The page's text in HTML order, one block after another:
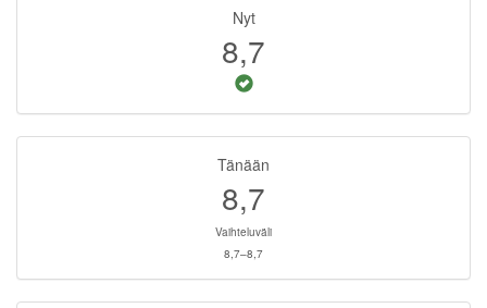
Nyt
8,7
Tänään
8,7
Vaihteluväli
8,7–8,7